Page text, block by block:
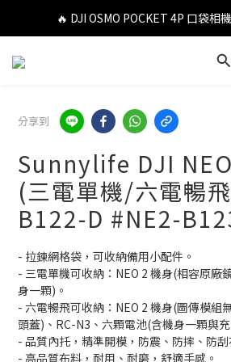
🔥 DJI OSMO POCKET 4P 口袋相
🔥 DJI OSMO POCKET 4P 口袋相
🔥 Insta360 Luna Ultra 雲台相機
🔥 DJI OSMO POCKET 4P 口袋相
分享到
Sunnylife DJI
(三電單機/六電暢
B122-D #NE2-
- 拉鍊網格袋，可收納備用小配件。
- 三電單機可收納：NEO 2 機身(相容原廠
身一顆)。
- 六電暢飛可收納：NEO 2 機身(圖傳模組
頭蓋)、RC-N3、六顆電池(含機身一顆與
- 品質內托，精準開模，防震、防摔、防刮
- 高品質布料，耐用、耐磨，舒適手感。